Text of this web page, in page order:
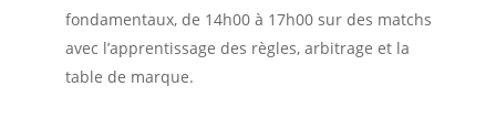
fondamentaux, de 14h00 à 17h00 sur des matchs
avec l’apprentissage des règles, arbitrage et la
table de marque.